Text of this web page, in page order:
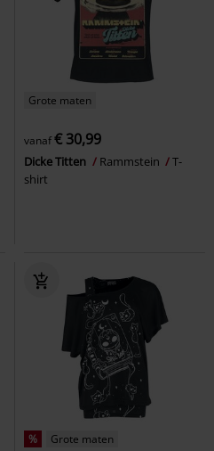
Grote maten
vanaf€ 30,99
Dicke Titten Rammstein
T-
shirt
% Grote maten